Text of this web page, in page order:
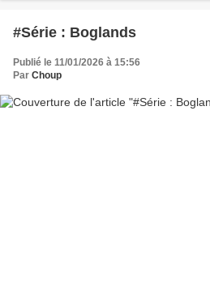
#Série : Boglands
Publié le 11/01/2026 à 15:56
Par Choup